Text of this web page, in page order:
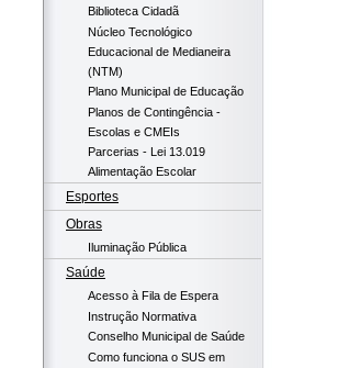
Biblioteca Cidadã
Núcleo Tecnológico
Educacional de Medianeira
(NTM)
Plano Municipal de Educação
Planos de Contingência -
Escolas e CMEIs
Parcerias - Lei 13.019
Alimentação Escolar
Esportes
Obras
Iluminação Pública
Saúde
Acesso à Fila de Espera
Instrução Normativa
Conselho Municipal de Saúde
Como funciona o SUS em